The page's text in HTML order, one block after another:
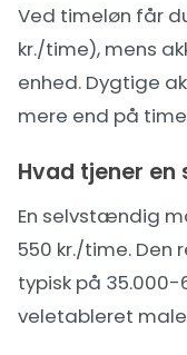
Ved timeløn får
kr./time), mens
enhed. Dygtige
mere end på
Hvad tjener
En selvstændig
550 kr./time.
typisk på 35.000-
veletableret